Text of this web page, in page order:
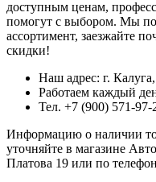
доступным ценам,
помогут с выбором. Мы
ассортимент, заезжайте
скидки!
Наш адрес: г.
Работаем каждый
Тел. +7 (900) 571-
Информацию о наличии
уточняйте в магазине
Платова 19 или по